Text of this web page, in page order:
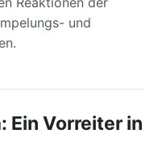
und
Ein Vorreiter in